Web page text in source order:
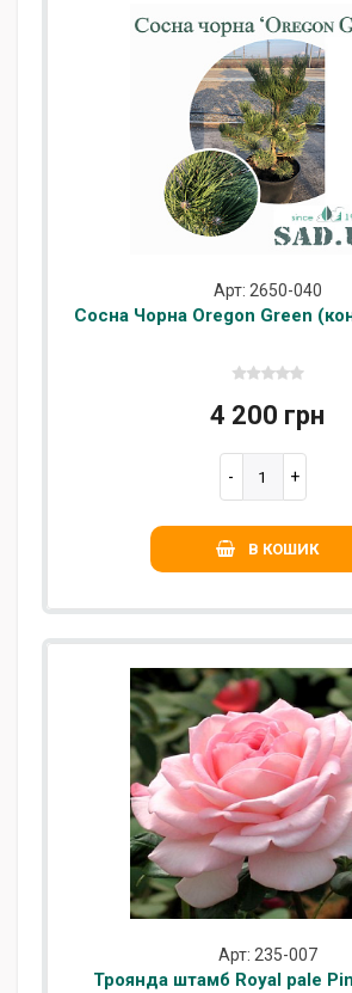
Арт: 2650-040
Сосна Чорна Oregon Green
4 200 грн
В КОШИК
Арт: 235-007
Троянда штамб Royal pale